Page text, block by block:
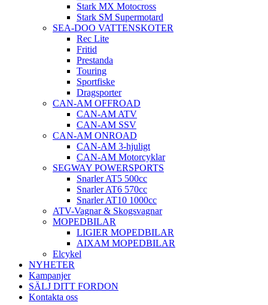
Stark MX Motocross
Stark SM Supermotard
SEA-DOO VATTENSKOTER
Rec Lite
Fritid
Prestanda
Touring
Sportfiske
Dragsporter
CAN-AM OFFROAD
CAN-AM ATV
CAN-AM SSV
CAN-AM ONROAD
CAN-AM 3-hjuligt
CAN-AM Motorcyklar
SEGWAY POWERSPORTS
Snarler AT5 500cc
Snarler AT6 570cc
Snarler AT10 1000cc
ATV-Vagnar & Skogsvagnar
MOPEDBILAR
LIGIER MOPEDBILAR
AIXAM MOPEDBILAR
Elcykel
NYHETER
Kampanjer
SÄLJ DITT FORDON
Kontakta oss